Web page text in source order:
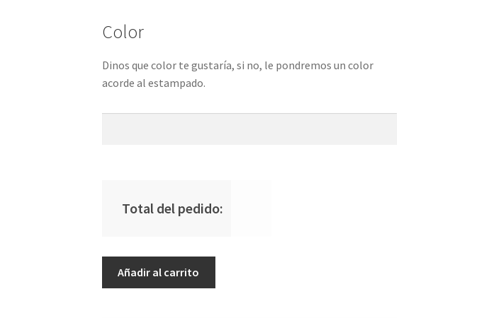
Color
Dinos que color te gustaría, si no, le pondremos un color
acorde al estampado.
Total del pedido:
Añadir al carrito